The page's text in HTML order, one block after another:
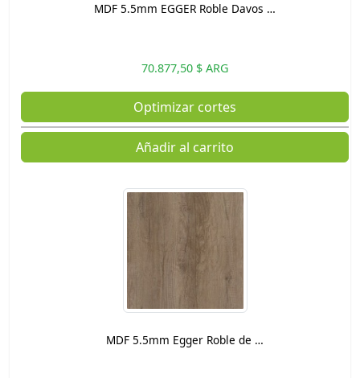
MDF 5.5mm EGGER Roble Davos …
70.877,50 $ ARG
Optimizar cortes
Añadir al carrito
MDF 5.5mm Egger Roble de …